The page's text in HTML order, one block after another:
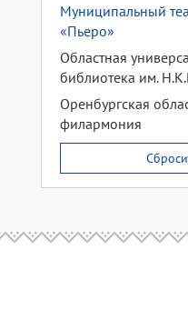
Муниципальный
«Пьеро»
Областная
библиотека им.
Оренбургская
филармония